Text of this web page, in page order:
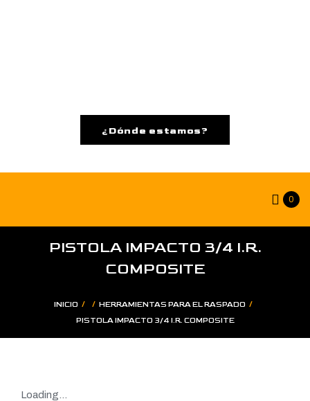
¿Dónde estamos?
0
PISTOLA IMPACTO 3/4 I.R.
COMPOSITE
INICIO / / HERRAMIENTAS PARA EL RASPADO /
PISTOLA IMPACTO 3/4 I.R. COMPOSITE
Loading...